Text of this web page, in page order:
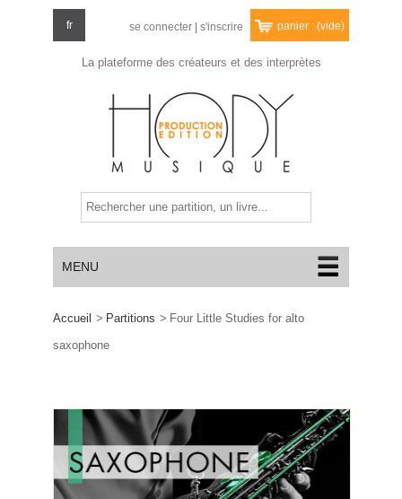
La plateforme des créateurs et des interprètes
fr se connecter s'inscrire panier : (vide)
MENU
Accueil > Partitions > Four Little Studies for alto
saxophone